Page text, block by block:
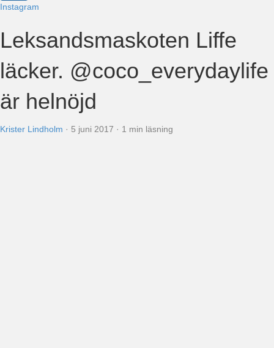
Instagram
Leksandsmaskoten Liffe
läcker. @coco_everydaylife
är helnöjd
Krister Lindholm · 5 juni 2017 · 1 min läsning